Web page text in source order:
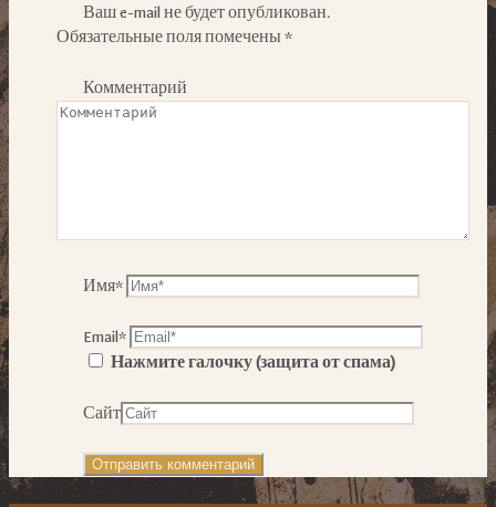
Ваш e-mail не будет опубликован.
Обязательные поля помечены*
Комментарий
Имя*
Email*
Нажмите галочку (защита от спама)
Сайт